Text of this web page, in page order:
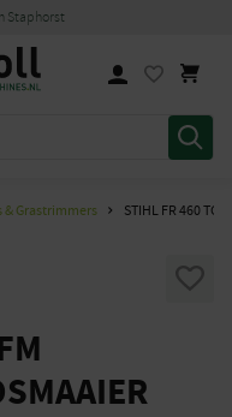
van zaken
Staphorst
contact
& Grastrimmers STIHL FR 460 TC-